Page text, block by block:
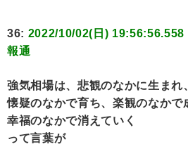
36: 2022/10/02(日) 19:56:56.558
報通
強気相場は、悲観のなかに生まれ
懐疑のなかで育ち、楽観のなかで
幸福のなかで消えていく
って言葉が